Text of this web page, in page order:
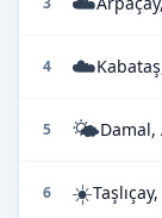
4 ☁️
5 🌤️Damal,
6 ☀️